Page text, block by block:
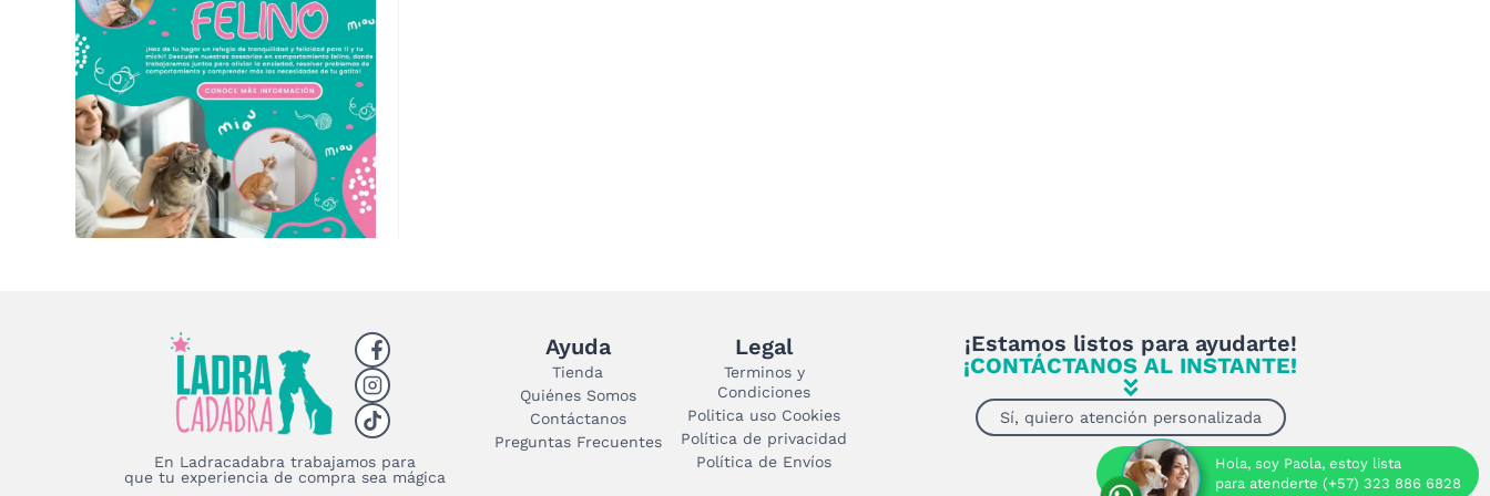
En Ladracadabra trabajamos para
que tu experiencia de compra sea mágica
Ayuda
Tienda
Quiénes Somos
Contáctanos
Preguntas Frecuentes
Legal
Terminos y
Condiciones
Politica uso Cookies
Política de privacidad
Política de Envíos
¡Estamos listos para ayudarte!
¡CONTÁCTANOS AL INSTANTE!
Sí, quiero atención personalizada
Hola, soy Paola, estoy lista
para atenderte (+57) 323 886 6828